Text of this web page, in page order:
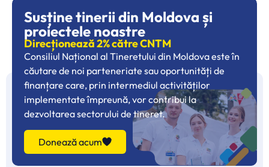
Susține tinerii din Moldova și
proiectele noastre
Direcționează 2% către CNTM
Consiliul Național al Tineretului din Moldova este în
căutare de noi parteneriate sau oportunități de
finanțare care, prin intermediul activităților
implementate împreună, vor contribui la
dezvoltarea sectorului de tineret.
Donează acum